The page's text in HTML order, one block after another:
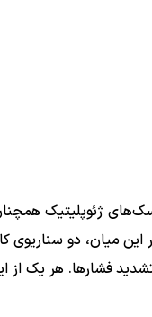
ژئوپلیتیک
این میان، دو سناریوی
فشارها. هر یک از